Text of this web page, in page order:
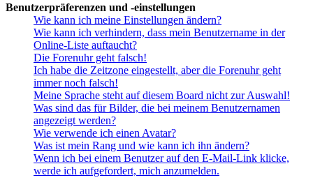
Benutzerpräferenzen und -einstellungen
Wie kann ich meine Einstellungen ändern?
Wie kann ich verhindern, dass mein Benutzername in der
Online-Liste auftaucht?
Die Forenuhr geht falsch!
Ich habe die Zeitzone eingestellt, aber die Forenuhr geht
immer noch falsch!
Meine Sprache steht auf diesem Board nicht zur Auswahl!
Was sind das für Bilder, die bei meinem Benutzernamen
angezeigt werden?
Wie verwende ich einen Avatar?
Was ist mein Rang und wie kann ich ihn ändern?
Wenn ich bei einem Benutzer auf den E-Mail-Link klicke,
werde ich aufgefordert, mich anzumelden.